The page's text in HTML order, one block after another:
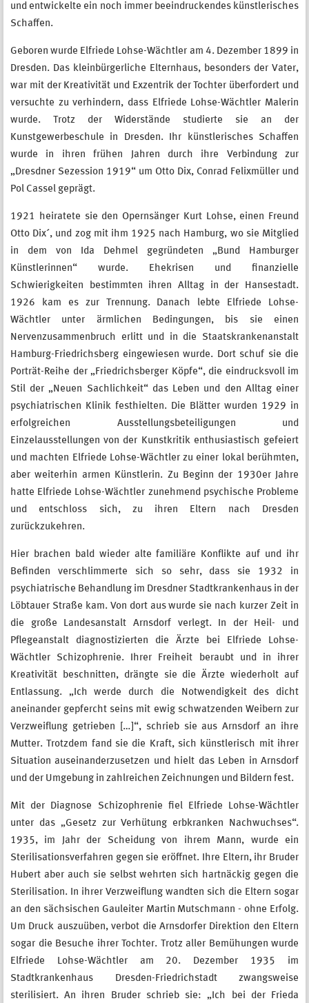
und entwickelte ein noch immer beeindruckendes künstlerisches
Schaffen.
Geboren wurde Elfriede Lohse-Wächtler am 4. Dezember 1899 in
Dresden. Das kleinbürgerliche Elternhaus, besonders der Vater,
war mit der Kreativität und Exzentrik der Tochter überfordert und
versuchte zu verhindern, dass Elfriede Lohse-Wächtler Malerin
wurde. Trotz der Widerstände studierte sie an der
Kunstgewerbeschule in Dresden. Ihr künstlerisches Schaffen
wurde in ihren frühen Jahren durch ihre Verbindung zur
„Dresdner Sezession 1919“ um Otto Dix, Conrad Felixmüller und
Pol Cassel geprägt.
1921 heiratete sie den Opernsänger Kurt Lohse, einen Freund
Otto Dix´, und zog mit ihm 1925 nach Hamburg, wo sie Mitglied
in dem von Ida Dehmel gegründeten „Bund Hamburger
Künstlerinnen“ wurde. Ehekrisen und finanzielle
Schwierigkeiten bestimmten ihren Alltag in der Hansestadt.
1926 kam es zur Trennung. Danach lebte Elfriede Lohse-
Wächtler unter ärmlichen Bedingungen, bis sie einen
Nervenzusammenbruch erlitt und in die Staatskrankenanstalt
Hamburg-Friedrichsberg eingewiesen wurde. Dort schuf sie die
Porträt-Reihe der „Friedrichsberger Köpfe“, die eindrucksvoll im
Stil der „Neuen Sachlichkeit“ das Leben und den Alltag einer
psychiatrischen Klinik festhielten. Die Blätter wurden 1929 in
erfolgreichen Ausstellungsbeteiligungen und
Einzelausstellungen von der Kunstkritik enthusiastisch gefeiert
und machten Elfriede Lohse-Wächtler zu einer lokal berühmten,
aber weiterhin armen Künstlerin. Zu Beginn der 1930er Jahre
hatte Elfriede Lohse-Wächtler zunehmend psychische Probleme
und entschloss sich, zu ihren Eltern nach Dresden
zurückzukehren.
Hier brachen bald wieder alte familiäre Konflikte auf und ihr
Befinden verschlimmerte sich so sehr, dass sie 1932 in
psychiatrische Behandlung im Dresdner Stadtkrankenhaus in der
Löbtauer Straße kam. Von dort aus wurde sie nach kurzer Zeit in
die große Landesanstalt Arnsdorf verlegt. In der Heil- und
Pflegeanstalt diagnostizierten die Ärzte bei Elfriede Lohse-
Wächtler Schizophrenie. Ihrer Freiheit beraubt und in ihrer
Kreativität beschnitten, drängte sie die Ärzte wiederholt auf
Entlassung. „Ich werde durch die Notwendigkeit des dicht
aneinander gepfercht seins mit ewig schwatzenden Weibern zur
Verzweiflung getrieben […]“, schrieb sie aus Arnsdorf an ihre
Mutter. Trotzdem fand sie die Kraft, sich künstlerisch mit ihrer
Situation auseinanderzusetzen und hielt das Leben in Arnsdorf
und der Umgebung in zahlreichen Zeichnungen und Bildern fest.
Mit der Diagnose Schizophrenie fiel Elfriede Lohse-Wächtler
unter das „Gesetz zur Verhütung erbkranken Nachwuchses“.
1935, im Jahr der Scheidung von ihrem Mann, wurde ein
Sterilisationsverfahren gegen sie eröffnet. Ihre Eltern, ihr Bruder
Hubert aber auch sie selbst wehrten sich hartnäckig gegen die
Sterilisation. In ihrer Verzweiflung wandten sich die Eltern sogar
an den sächsischen Gauleiter Martin Mutschmann - ohne Erfolg.
Um Druck auszuüben, verbot die Arnsdorfer Direktion den Eltern
sogar die Besuche ihrer Tochter. Trotz aller Bemühungen wurde
Elfriede Lohse-Wächtler am 20. Dezember 1935 im
Stadtkrankenhaus Dresden-Friedrichstadt zwangsweise
sterilisiert. An ihren Bruder schrieb sie: „Ich bei der Frieda